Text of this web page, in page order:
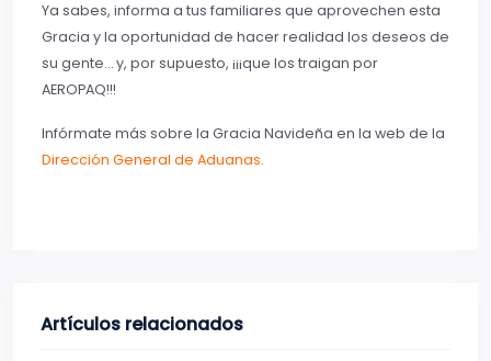
Ya sabes, informa a tus familiares que aprovechen esta
Gracia y la oportunidad de hacer realidad los deseos de
su gente… y, por supuesto, ¡¡¡que los traigan por
AEROPAQ!!!
Infórmate más sobre la Gracia Navideña en la web de la
Dirección General de Aduanas.
Artículos relacionados